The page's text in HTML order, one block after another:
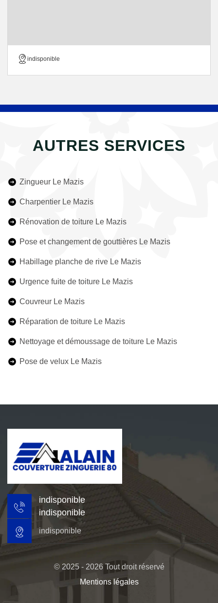
indisponible
AUTRES SERVICES
Zingueur Le Mazis
Charpentier Le Mazis
Rénovation de toiture Le Mazis
Pose et changement de gouttières Le Mazis
Habillage planche de rive Le Mazis
Urgence fuite de toiture Le Mazis
Couvreur Le Mazis
Réparation de toiture Le Mazis
Nettoyage et démoussage de toiture Le Mazis
Pose de velux Le Mazis
indisponible
indisponible
indisponible
© 2025 - 2026 Tout droit réservé
Mentions légales